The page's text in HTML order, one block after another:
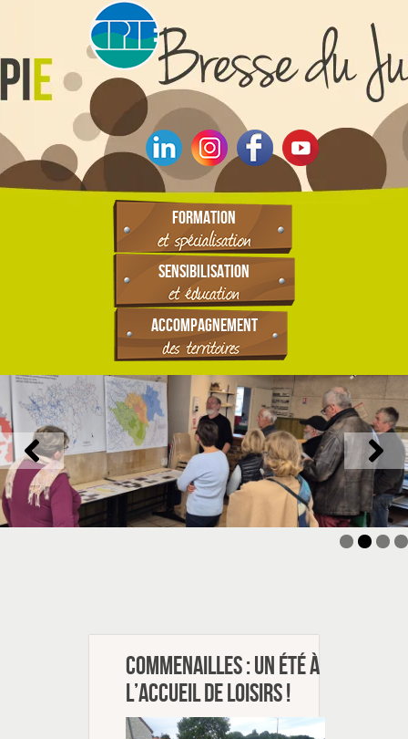
FORMATION
SENSIBILISATION
ACCOMPAGNEMENT
Commenailles : un été à
l’accueil de loisirs !